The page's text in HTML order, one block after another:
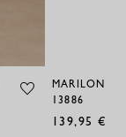
MARILON
13886
139,95 €